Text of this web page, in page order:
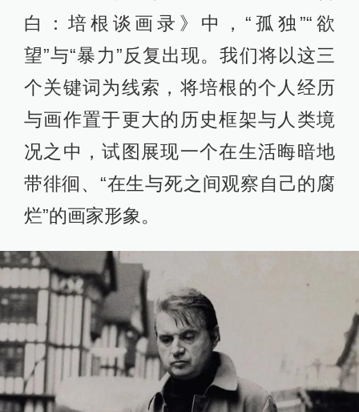
白：培根谈画录》中，“孤独”“欲
望”与“暴力”反复出现。我们将以这三
个关键词为线索，将培根的个人经历
与画作置于更大的历史框架与人类境
况之中，试图展现一个在生活晦暗地
带徘徊、“在生与死之间观察自己的腐
烂”的画家形象。